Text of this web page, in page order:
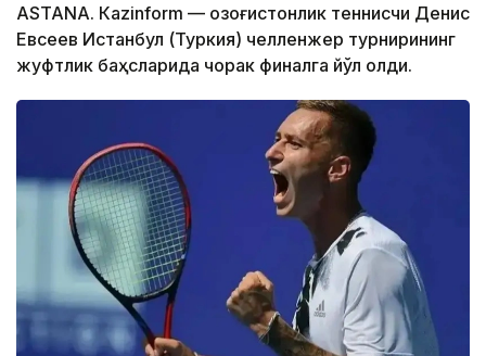
ASTANА. Кazinform — Қозоғистонлик теннисчи Денис
Евсеев Истанбул (Туркия) челленжер турнирининг
жуфтлик баҳсларида чорак финалга йўл олди.